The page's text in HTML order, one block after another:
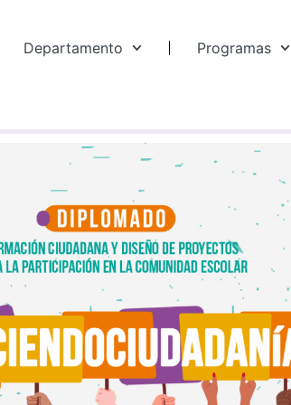
Departamento Programas